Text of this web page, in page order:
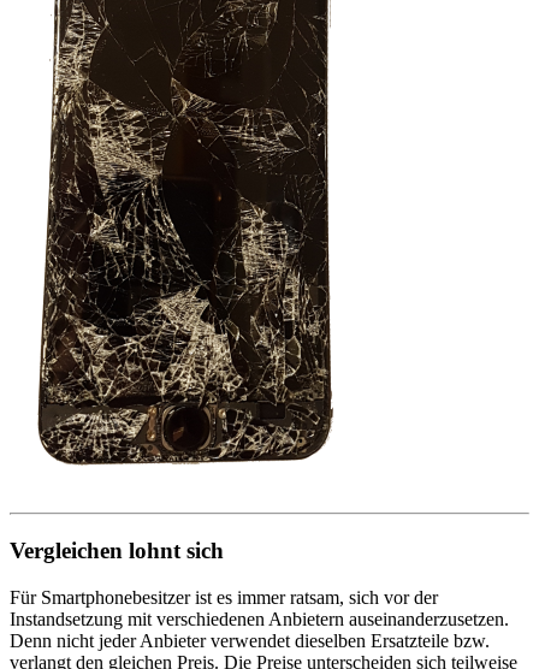
Vergleichen lohnt sich
Für Smartphonebesitzer ist es immer ratsam, sich vor der
Instandsetzung mit verschiedenen Anbietern auseinanderzusetzen.
Denn nicht jeder Anbieter verwendet dieselben Ersatzteile bzw.
verlangt den gleichen Preis. Die Preise unterscheiden sich teilweise